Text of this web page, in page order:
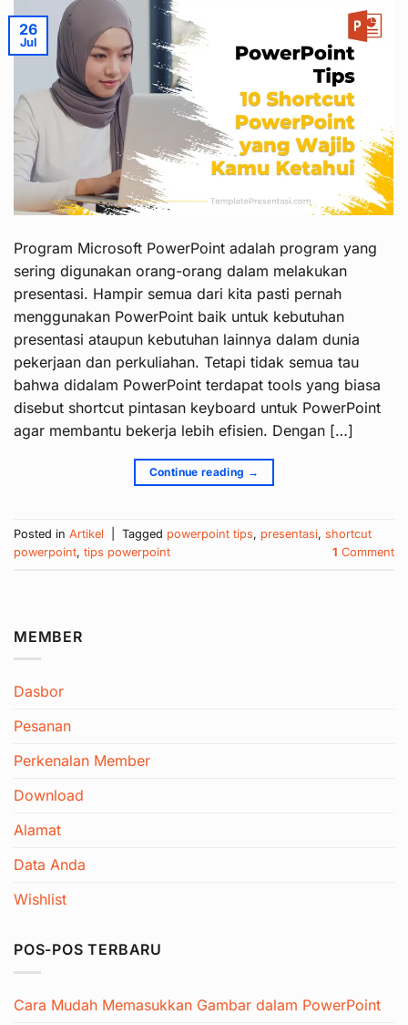
26
Jul
Program Microsoft PowerPoint adalah program yang
sering digunakan orang-orang dalam melakukan
presentasi. Hampir semua dari kita pasti pernah
menggunakan PowerPoint baik untuk kebutuhan
presentasi ataupun kebutuhan lainnya dalam dunia
pekerjaan dan perkuliahan. Tetapi tidak semua tau
bahwa didalam PowerPoint terdapat tools yang biasa
disebut shortcut pintasan keyboard untuk PowerPoint
agar membantu bekerja lebih efisien. Dengan […]
Continue reading →
Posted in Artikel Tagged powerpoint tips, presentasi, shortcut
powerpoint, tips powerpoint 1 Comment
MEMBER
Dasbor
Pesanan
Perkenalan Member
Download
Alamat
Data Anda
Wishlist
POS-POS TERBARU
Cara Mudah Memasukkan Gambar dalam PowerPoint